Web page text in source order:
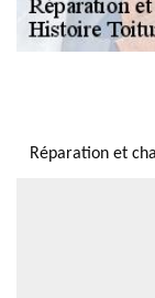
Réparation et